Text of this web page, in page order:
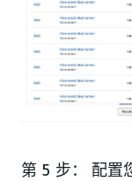
第 5 步： 配置